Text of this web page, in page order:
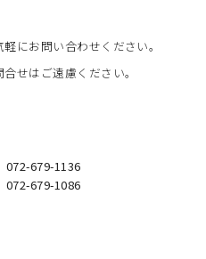
にお問い合わせください。
せはご遠慮ください。
072-679-1136
072-679-1086